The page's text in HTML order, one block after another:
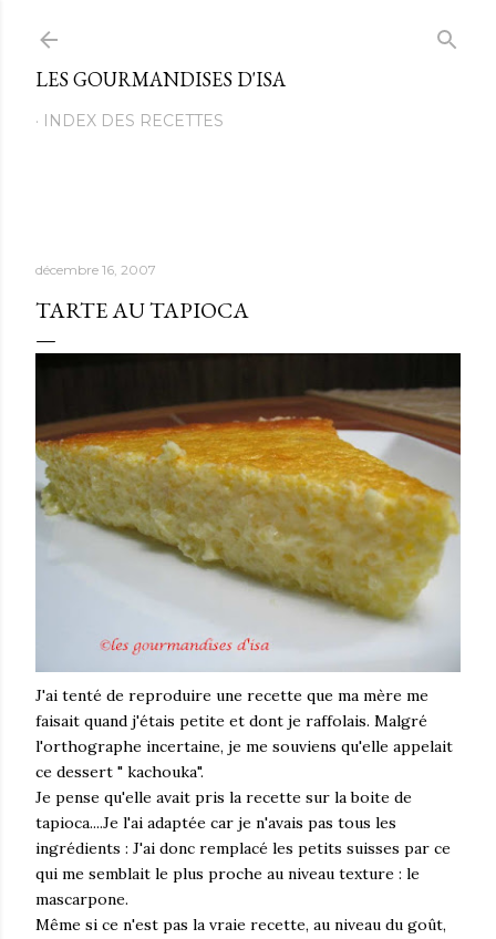
LES GOURMANDISES D'ISA
INDEX DES RECETTES
décembre 16, 2007
TARTE AU TAPIOCA
J'ai tenté de reproduire une recette que ma mère me
faisait quand j'étais petite et dont je raffolais. Malgré
l'orthographe incertaine, je me souviens qu'elle appelait
ce dessert " kachouka".
Je pense qu'elle avait pris la recette sur la boite de
tapioca....Je l'ai adaptée car je n'avais pas tous les
ingrédients : J'ai donc remplacé les petits suisses par ce
qui me semblait le plus proche au niveau texture : le
mascarpone.
Même si ce n'est pas la vraie recette, au niveau du goût,